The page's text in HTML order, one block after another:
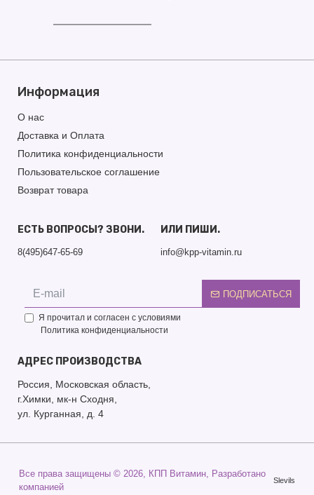
Информация
О нас
Доставка и Оплата
Политика конфиденциальности
Пользовательское соглашение
Возврат товара
ЕСТЬ ВОПРОСЫ? ЗВОНИ.
8(495)647-65-69
ИЛИ ПИШИ.
info@kpp-vitamin.ru
ПОДПИСАТЬСЯ
Я прочитал и согласен с условиями
Политика конфиденциальности
АДРЕС ПРОИЗВОДСТВА
Россия, Московская область,
г.Химки, мк-н Сходня,
ул. Курганная, д. 4
Все права защищены © 2026, КПП Витамин, Разработано
компанией
Slevils